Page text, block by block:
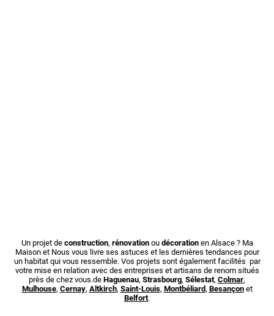
Un projet de construction, rénovationou décorationen Alsace ? Ma
Maison et Nous vous livre ses astuces et les dernières tendances pour
un habitat qui vous ressemble. Vos projets sont également facilités par
votre mise en relation avec des entreprises et artisans de renom situés
près de chez vous.de Haguenau, Strasbourg, Sélestat, Colmar,
Mulhouse, Cernay, Altkirch, Saint-Louis, Montbéliard , Besançonet
Belfort.